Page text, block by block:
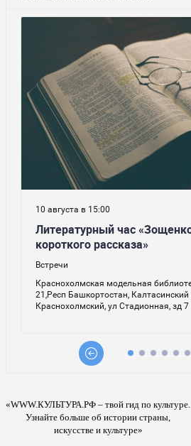
«WWW.КУЛЬТУРА.РФ – твой гид по культуре.
Узнайте больше об истории страны,
искусстве и культуре»